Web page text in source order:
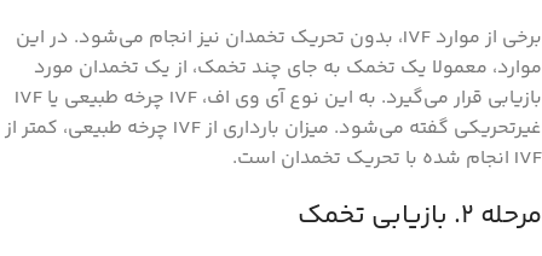
برخی از موارد IVF، بدون تحریک تخمدان نیز انجام می‌شود. در این
موارد، معمولا یک تخمک به جای چند تخمک، از یک تخمدان مورد
بازیابی قرار می‌گیرد. به این نوع آی وی اف، IVF چرخه طبیعی یا IVF
غیرتحریکی گفته می‌شود. میزان بارداری از IVF چرخه طبیعی، کمتر از
IVF انجام شده با تحریک تخمدان است.
مرحله ۲. بازیابی تخمک